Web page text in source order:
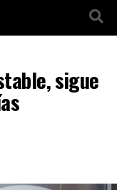
sigue